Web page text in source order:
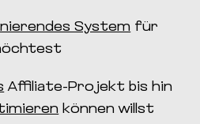
System für
Affiliate-Projekt bis hin
können willst